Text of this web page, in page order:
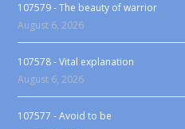
107579 - The beauty of warrior
August 6, 2026
107578 - Vital explanation
August 6, 2026
107577 - Avoid to be